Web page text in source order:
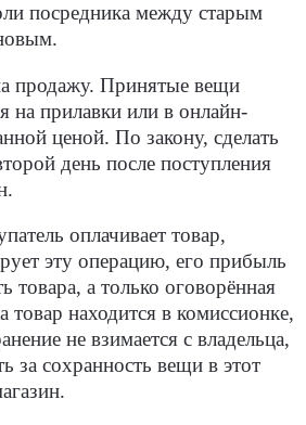
посредника между старым
продажу. Принятые вещи
на прилавки или в онлайн-
ценой. По закону, сделать
день после поступления
оплачивает товар,
эту операцию, его прибыль
товара, а только оговорённая
товар находится в комиссионке,
не взимается с владельца,
за сохранность вещи в этот